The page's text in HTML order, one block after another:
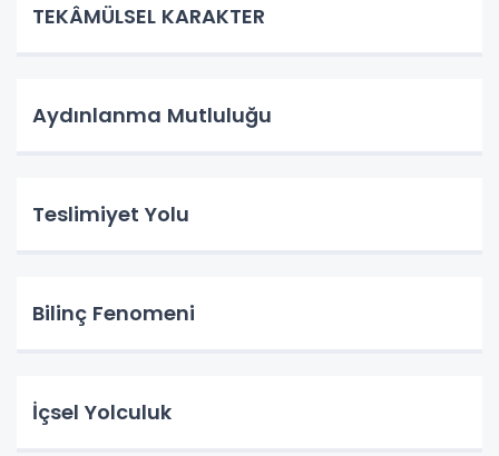
TEKÂMÜLSEL KARAKTER
Aydınlanma Mutluluğu
Teslimiyet Yolu
Bilinç Fenomeni
İçsel Yolculuk